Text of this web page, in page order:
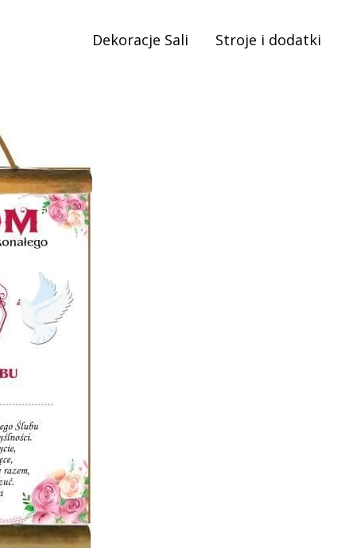
Dekoracje Sali Stroje i dodatki